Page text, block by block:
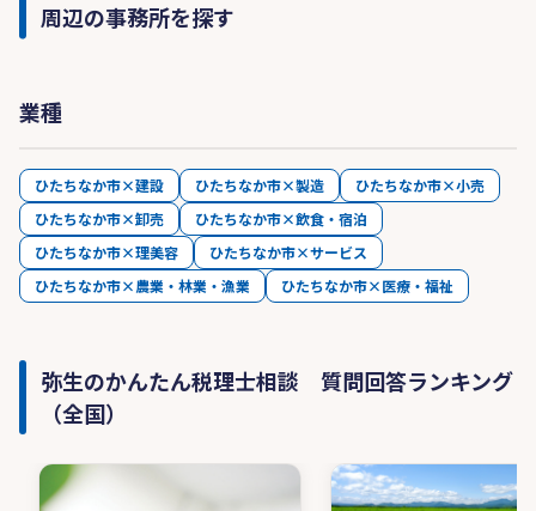
周辺の事務所を探す
業種
ひたちなか市×建設 ひたちなか市×製造
ひたちなか市×小売
ひたちなか市×卸売
ひたちなか市×飲食・宿泊
ひたちなか市×理美容
ひたちなか市×サービス
ひたちなか市×農業・林業・漁業
ひたちなか市×医療・福祉
弥生のかんたん税理士相談 質問回答ランキング
（全国）